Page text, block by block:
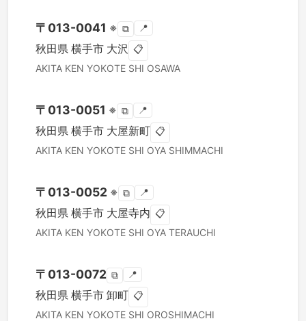
〒 013-0041 ※ ⧉ 📍
秋田県 横手市 大沢 📋
AKITA KEN YOKOTE SHI OSAWA
〒 013-0051 ※ ⧉ 📍
秋田県 横手市 大屋新町 📋
AKITA KEN YOKOTE SHI OYA SHIMMACHI
〒 013-0052 ※ ⧉ 📍
秋田県 横手市 大屋寺内 📋
AKITA KEN YOKOTE SHI OYA TERAUCHI
〒 013-0072 ⧉ 📍
秋田県 横手市 卸町 📋
AKITA KEN YOKOTE SHI OROSHIMACHI